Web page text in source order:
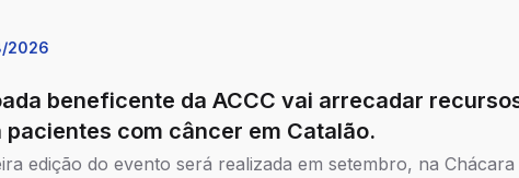
2026
beneficente da ACCC vai arrecadar
pacientes com câncer em Catalão.
edição do evento será realizada em setembro, na Chácara